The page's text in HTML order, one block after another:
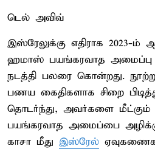
டெல் அவிவ்
இஸ்ரேலுக்கு எதிராக 2023-
ஹமாஸ் பயங்கரவாத அமைப்பு
நடத்தி பலரை கொன்றது.
பணய கைதிகளாக சிறை
தொடர்ந்து, அவர்களை மீட்கும்
பயங்கரவாத அமைப்பை
காசா மீது இஸ்ரேல்